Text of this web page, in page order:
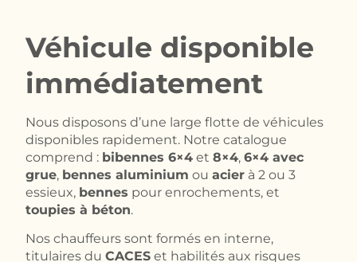
Véhicule disponible
immédiatement
Nous disposons d’une large flotte de véhicules
disponibles rapidement. Notre catalogue
comprend : bibennes 6×4 et 8×4, 6×4 avec
grue, bennes aluminium ou acier à 2 ou 3
essieux, bennes pour enrochements, et
toupies à béton.
Nos chauffeurs sont formés en interne,
titulaires du CACES et habilités aux risques